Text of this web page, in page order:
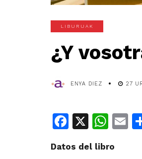
LIBURUAK
¿Y
ENYA DIEZ 27
Facebook
X
Datos del libro